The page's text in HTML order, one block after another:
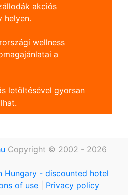
akciós
helyen.
wellness
a
letöltésével gyorsan
Copyright © 2002 - 2026
- discounted hotel
of use Privacy policy